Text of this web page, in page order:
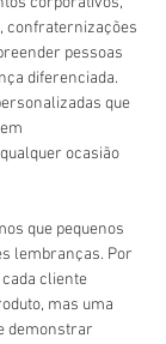
confraternizações
pessoas
diferenciada.
que
ocasião
que pequenos
lembranças. Por
cliente
mas uma
demonstrar